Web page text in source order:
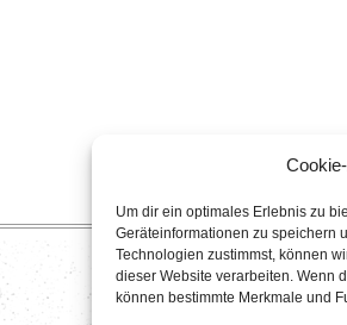
Um dir ein optimales Erlebnis zu
Geräteinformationen zu speichern
Technologien zustimmst, können
dieser Website verarbeiten. Wenn
können bestimmte Merkmale und